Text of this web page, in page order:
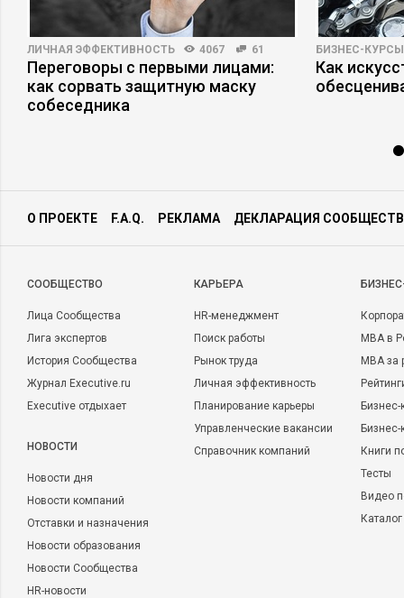
ЛИЧНАЯ ЭФФЕКТИВНОСТЬ 4067 61
Переговоры с первыми лицами:
как сорвать защитную маску
собеседника
БИЗНЕС-КУРСЫ
Как
О ПРОЕКТЕ F.A.Q. РЕКЛАМА ДЕКЛАРАЦИЯ
CООБЩЕСТВО
Лица Сообщества
Лига экспертов
История Сообщества
Журнал Executive.ru
Executive отдыхает
НОВОСТИ
Новости дня
Новости компаний
Отставки и назначения
Новости образования
Новости Сообщества
HR-новости
КАРЬЕРА
HR-менеджмент
Поиск работы
Рынок труда
Личная эффективность
Планирование карьеры
Управленческие вакансии
Справочник компаний
MBA в
MBA
Бизнес-
Книги
Тесты
Видео